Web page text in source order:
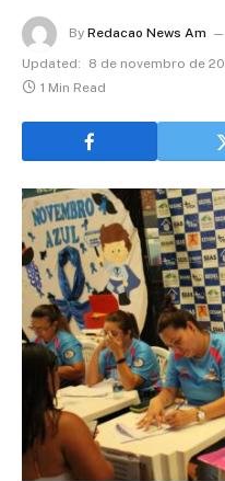
By Redacao News Am
Updated:
8 de novembro de
1 Min Read